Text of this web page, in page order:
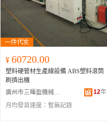
¥ 60720.00
塑料硬管材生產線設備 ABS塑料滾筒
刷擠出機
廣州市三暉盈機械設備有限公司
12年
月均發貨速度： 暫無記錄